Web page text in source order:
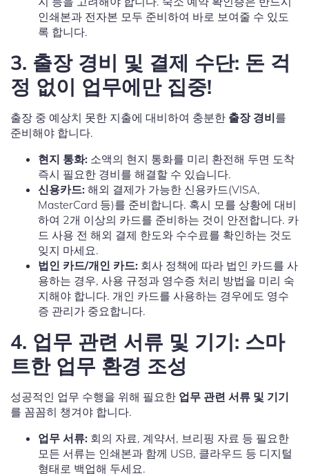
인쇄본과 전자본 모두 준비하여 바로 보여줄 수 있도
록 합니다.
3. 출장 경비 및 결제 수단: 돈 걱
정 없이 업무에만 집중!
출장 중 예상치 못한 지출에 대비하여 충분한 출장 경비를
준비해야 합니다.
현지 통화: 소액의 현지 통화를 미리 환전해 두면 도착
즉시 필요한 경비를 해결할 수 있습니다.
신용카드: 해외 결제가 가능한 신용카드(VISA,
MasterCard 등)를 준비합니다. 혹시 모를 상황에 대비
하여 2개 이상의 카드를 준비하는 것이 안전합니다. 카
드 사용 전 해외 결제 한도와 수수료를 확인하는 것도
잊지 마세요.
법인 카드/개인 카드: 회사 정책에 따라 법인 카드를 사
용하는 경우, 사용 규정과 영수증 처리 방법을 미리 숙
지해야 합니다. 개인 카드를 사용하는 경우에도 영수
증 관리가 중요합니다.
4. 업무 관련 서류 및 기기: 스마
트한 업무 환경 조성
성공적인 업무 수행을 위해 필요한 업무 관련 서류 및 기기
를 꼼꼼히 챙겨야 합니다.
업무 서류: 회의 자료, 계약서, 브리핑 자료 등 필요한
모든 서류는 인쇄본과 함께 USB, 클라우드 등 디지털
형태로 백업해 두세요.